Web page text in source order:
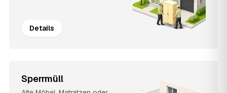
Details
Sperrmüll